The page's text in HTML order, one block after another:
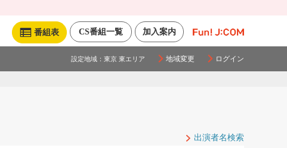
加入案内
CS番組一覧
番組表
設定地域： 東京 東エリア 地域変更 ログイン
出演者名検索